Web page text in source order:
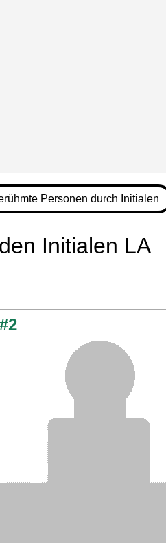
Personen durch Initialen
Initialen LA
#2